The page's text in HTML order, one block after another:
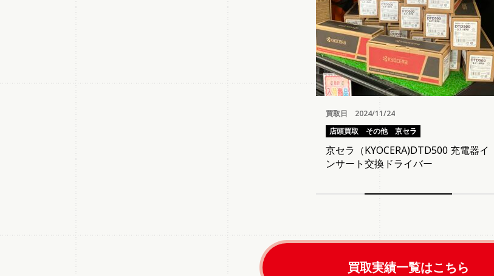
買取日 2024/11/24
店頭買取
その他 京セラ
京セラ（KYOCERA)DTD500 充電器イ
ンサート交換ドライバー
買取実績一覧はこちら